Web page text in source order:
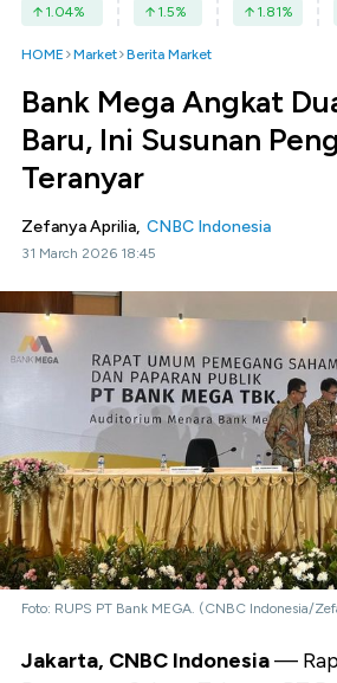
1.04% 1.5% 1.81%
HOME Market Berita Market
Bank Mega Angkat
Baru, Ini Susunan
Teranyar
Zefanya Aprilia, CNBC Indonesia
31 March 2026 18:45
Foto: RUPS PT Bank MEGA. (CNBC Indonesia/
Jakarta, CNBC Indonesia—